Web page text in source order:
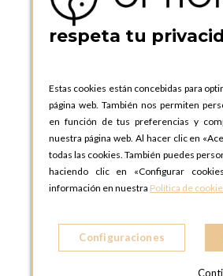
Teléfono:
+34 935 724
OPTIONS BARCELONA
ESPAñA
Teléfono:+34 935 724
OPTIONS
C. Lucio Emilio
28803 Alcalá de Henares,
ESPAñA
OPTIONS MADRID
respeta tu
Estas cookies están concebidas para
página web. También nos permiten
en función de tus preferencias y
nuestra página web. Al hacer clic en
todas las cookies. También puedes
haciendo clic en «Configurar
información en nuestra Política de
Configuraciones